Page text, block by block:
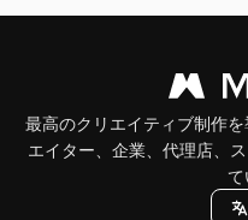
最高のクリエイティブ制作
エイター、企業、代理店、
て